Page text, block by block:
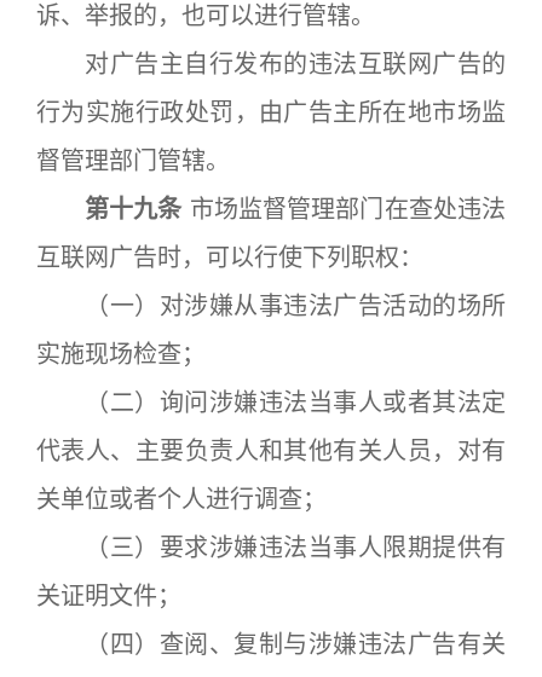
诉、举报的，也可以进行管辖。
对广告主自行发布的违法互联网广告的
行为实施行政处罚，由广告主所在地市场监
督管理部门管辖。
第十九条 市场监督管理部门在查处违法
互联网广告时，可以行使下列职权：
（一）对涉嫌从事违法广告活动的场所
实施现场检查；
（二）询问涉嫌违法当事人或者其法定
代表人、主要负责人和其他有关人员，对有
关单位或者个人进行调查；
（三）要求涉嫌违法当事人限期提供有
关证明文件；
（四）查阅、复制与涉嫌违法广告有关